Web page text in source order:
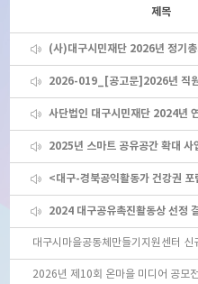
제목
(사)대구시민재단 2026년 정기
2024 대구공유촉진활동상 선정